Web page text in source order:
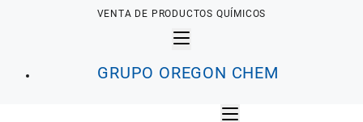
VENTA DE PRODUCTOS QUÍMICOS
GRUPO OREGON CHEM